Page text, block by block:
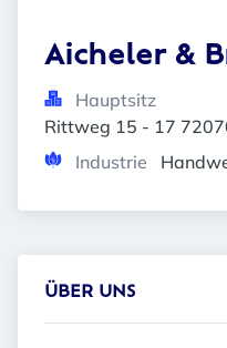
Aicheler &
Hauptsitz
Rittweg 15 - 17
Industrie
ÜBER UNS